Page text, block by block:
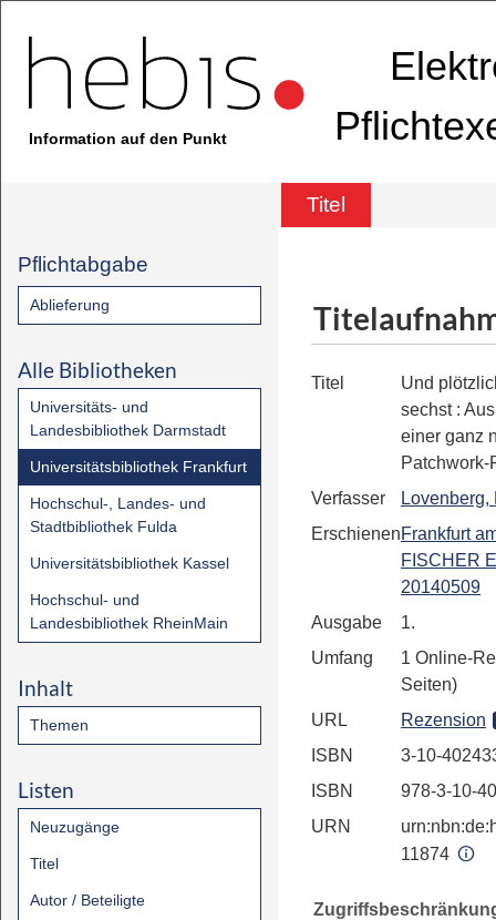
Information auf den Punkt
Titel
Pflichtabgabe
Ablieferung
Alle Bibliotheken
Universitäts- und
Landesbibliothek Darmstadt
Universitätsbibliothek Frankfurt
Hochschul-, Landes- und
Stadtbibliothek Fulda
Universitätsbibliothek Kassel
Hochschul- und
Landesbibliothek RheinMain
Inhalt
Themen
Listen
Neuzugänge
Titel
Autor / Beteiligte
Titel
Und
sechst:
einer ganz
Patchwork-
Verfasser
Lovenberg,
ErschienenFrankfurt
FISCHER
20140509
Ausgabe
1.
Umfang
1 Online-
Seiten)
URL
Rezension
ISBN
3-10-
ISBN
978-3-10-
URN
11874